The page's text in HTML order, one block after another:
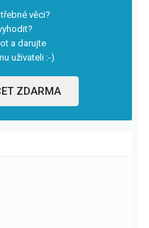
věci?
a darujte
uživateli :-)
ZDARMA